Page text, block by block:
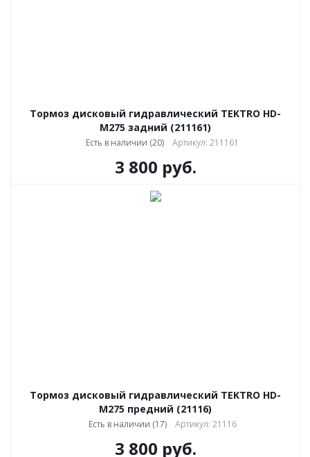
Тормоз дисковый гидравлический TEKTRO HD-
M275 задний (211161)
Есть в наличии (20) Артикул: 211161
3 800 руб.
Тормоз дисковый гидравлический TEKTRO HD-
M275 предний (21116)
Есть в наличии (17) Артикул: 21116
3 800 руб.